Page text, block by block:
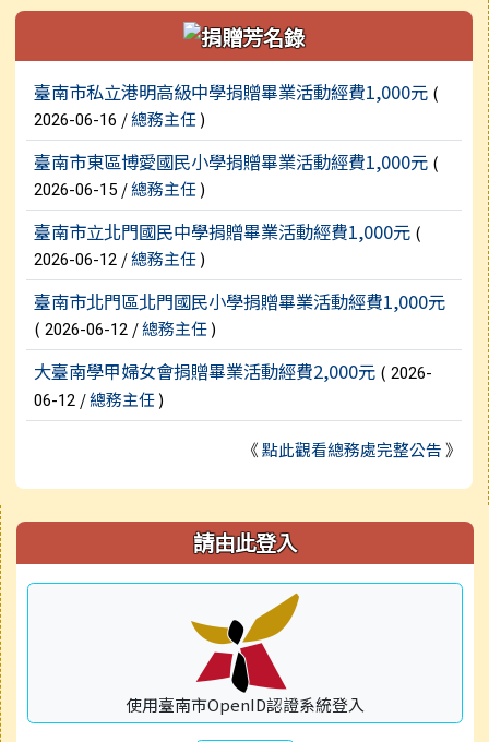
新聞列表
臺南市私立港明高級中學捐贈畢業活動經費1,000元 (
2026-06-16 /總務主任)
臺南市東區博愛國民小學捐贈畢業活動經費1,000元 (
2026-06-15 /總務主任)
臺南市立北門國民中學捐贈畢業活動經費1,000元 (
2026-06-12 /總務主任)
臺南市北門區北門國民小學捐贈畢業活動經費1,000元
( 2026-06-12 /總務主任)
大臺南學甲婦女會捐贈畢業活動經費2,000元 ( 2026-
06-12 /總務主任)
《點此觀看總務處完整公告》
右邊區域內容 請由此登入
使用臺南市OpenID認證系統登入